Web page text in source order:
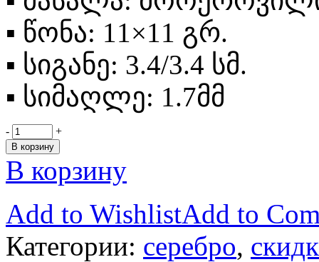
▪ წონა: 11×11 გრ.
▪ სიგანე: 3.4/3.4 სმ.
▪ სიმაღლე: 1.7მმ
- +
В корзину
В корзину
Add to WishlistAdd to
Категории: серебро,